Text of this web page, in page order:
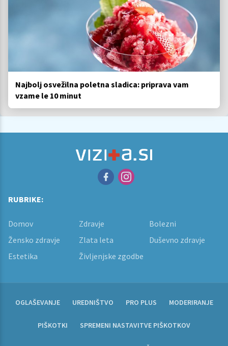
Najbolj osvežilna poletna sladica: priprava vam
vzame le 10 minut
RUBRIKE:
Domov Zdravje
Bolezni
Žensko zdravje
Zlata leta
Duševno zdravje
Estetika
Življenjske zgodbe
OGLAŠEVANJE UREDNIŠTVO PRO PLUS MODERIRANJE
PIŠKOTKI SPREMENI NASTAVITVE PIŠKOTKOV